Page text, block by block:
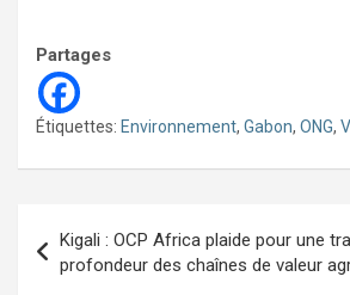
Partages
Étiquettes: Environnement, Gabon, ONG,
de
Kigali : OCP Africa plaide pour une
profondeur des chaînes de valeur